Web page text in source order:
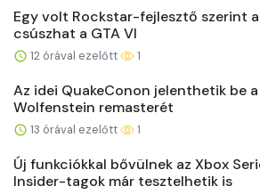
Egy volt Rockstar-fejlesztő szerint
csúszhat a GTA VI
12 órával ezelőtt 1
Az idei QuakeConon jelenthetik be
Wolfenstein remasterét
13 órával ezelőtt 1
Új funkciókkal bővülnek az Xbox
Insider-tagok már tesztelhetik is